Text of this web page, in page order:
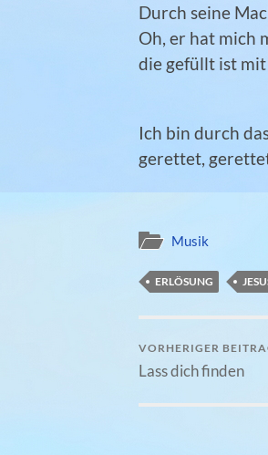
Durch seine
Oh, er hat mich
die gefüllt ist mit
Ich bin durch
gerettet,
Musik
ERLÖSUNG
VORHERIGER
Lass dich finden